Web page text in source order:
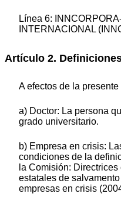
Línea 6:
INTERNACIONAL
Artículo 2.
A efectos de la
a) Doctor: La persona
grado universitario.
b) Empresa en crisis:
condiciones de la
la Comisión:
estatales de
empresas en crisis